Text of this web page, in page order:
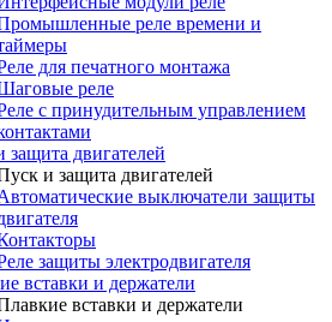
реле времени и
для печатного монтажа
реле
с принудительным управлением
защита двигателей
и защита двигателей
выключатели защиты
защиты электродвигателя
вставки и держатели
вставки и держатели